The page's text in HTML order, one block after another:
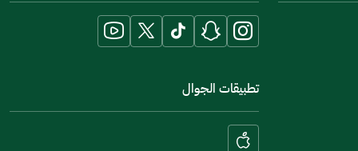
تطبيقات الجوال